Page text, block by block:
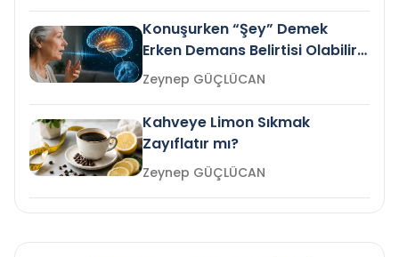
Konuşurken “Şey” Demek
Erken Demans Belirtisi Olabilir
mi?
Zeynep GÜÇLÜCAN
Kahveye Limon Sıkmak
Zayıflatır mı?
Zeynep GÜÇLÜCAN